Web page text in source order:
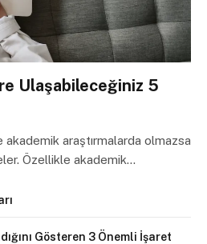
Ulaşabileceğiniz 5
araştırmalarda olmazsa
Özellikle akademik…
Gösteren 3 Önemli İşaret